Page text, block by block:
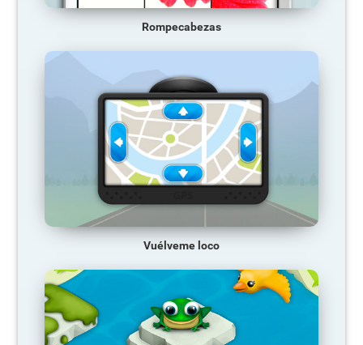
Rompecabezas
Vuélveme loco